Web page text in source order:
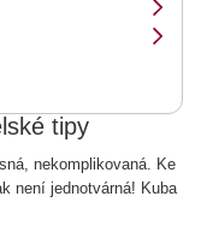
tipy
nekomplikovaná. Ke
není jednotvárná! Kuba